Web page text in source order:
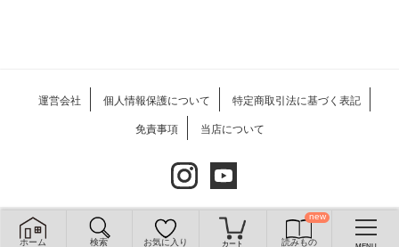
ホーム 検索 お気に入り 読みもの
カート
メニュー ホーム トップ サイドバー
運営会社 個人情報保護について 特定商取引法に基づく表記
免責事項 当店について
2020 © ARU CO.,LTD. All rights reserved.